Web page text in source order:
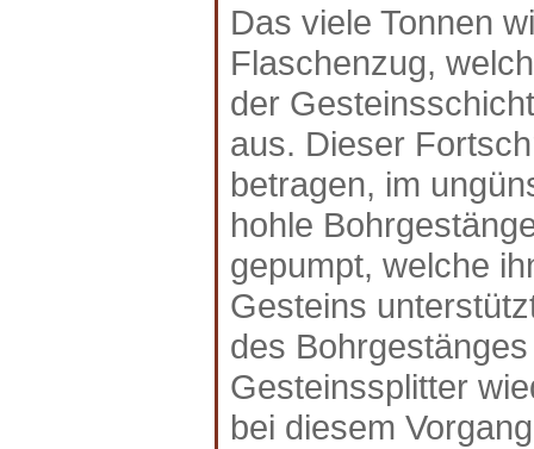
Das viele Tonnen
Flaschenzug,
der
aus. Dieser
betragen, im
hohle
gepumpt, welche
Gesteins
des
Gesteinssplitter
bei diesem